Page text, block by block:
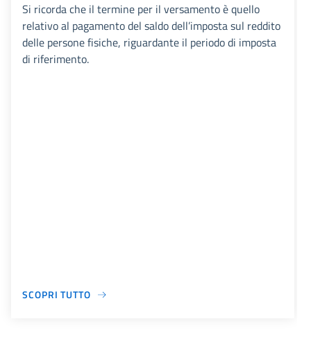
Si ricorda che il termine per il versamento è quello
relativo al pagamento del saldo dell’imposta sul reddito
delle persone fisiche, riguardante il periodo di imposta
di riferimento.
SCOPRI TUTTO